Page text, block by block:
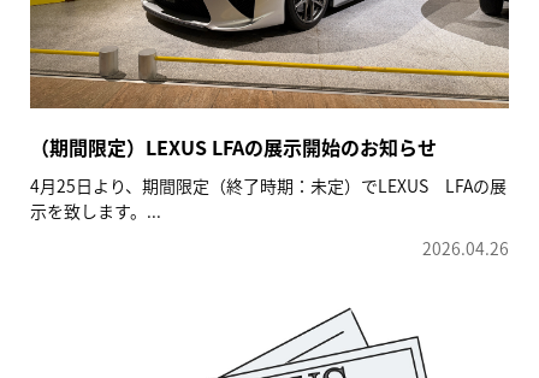
（期間限定）LEXUS LFAの展示開始のお知らせ
4月25日より、期間限定（終了時期：未定）でLEXUS LFAの展
示を致します。...
2026.04.26